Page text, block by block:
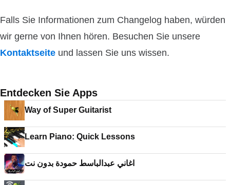
Falls Sie Informationen zum Changelog haben, würden
wir gerne von Ihnen hören. Besuchen Sie unsere
Kontaktseite und lassen Sie uns wissen.
Entdecken Sie Apps
Way of Super Guitarist
Learn Piano: Quick Lessons
اغاني عبدالباسط حمودة بدون نت